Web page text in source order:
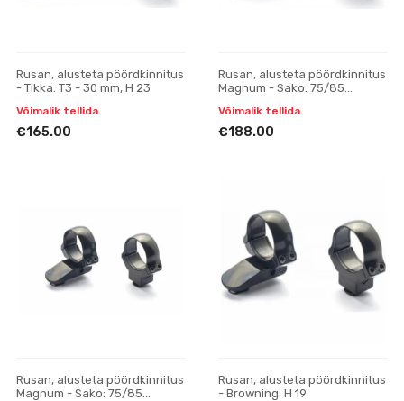
Rusan, alusteta pöördkinnitus
- Tikka: T3 - 30 mm, H 23
Võimalik tellida
€165.00
Rusan, alusteta pöördkinnitus
Magnum - Sako: 75/85
Võimalik tellida
€188.00
Rusan, alusteta pöördkinnitus
Magnum - Sako: 75/85
Rusan, alusteta pöördkinnitus
- Browning: H 19